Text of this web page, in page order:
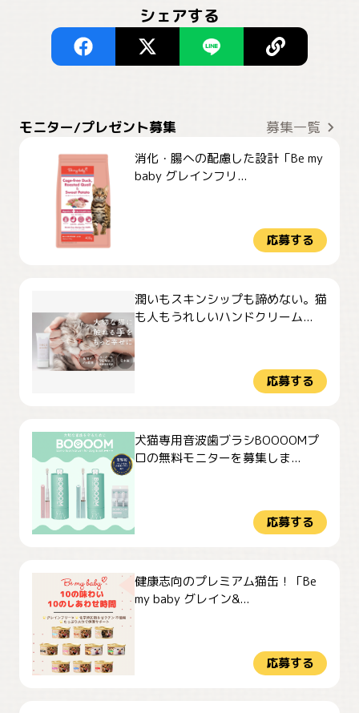
シェアする
モニター/プレゼント募集 募集一覧
消化・腸への配慮した設計「Be my
baby グレインフリ...
応募する
潤いもスキンシップも諦めない。猫
も人もうれしいハンドクリーム...
応募する
犬猫専用音波歯ブラシBOOOOMプ
ロの無料モニターを募集しま...
応募する
健康志向のプレミアム猫缶！「Be
my baby グレイン&...
応募する